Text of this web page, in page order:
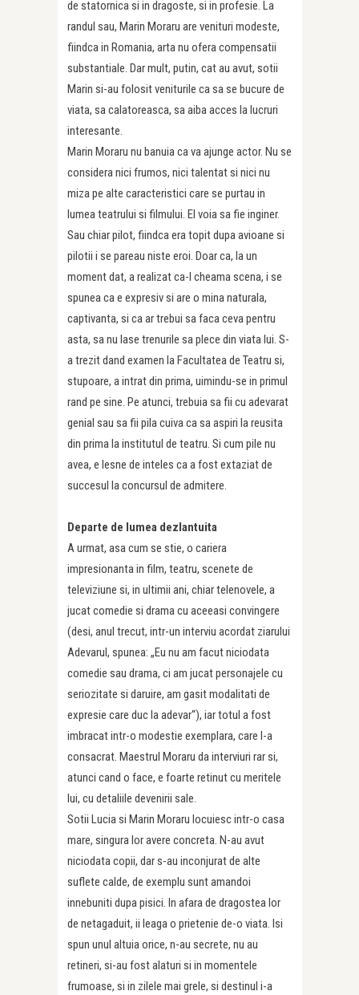
de statornica si in dragoste, si in profesie. La
randul sau, Marin Moraru are venituri modeste,
fiindca in Romania, arta nu ofera compensatii
substantiale. Dar mult, putin, cat au avut, sotii
Marin si-au folosit veniturile ca sa se bucure de
viata, sa calatoreasca, sa aiba acces la lucruri
interesante.
Marin Moraru nu banuia ca va ajunge actor. Nu se
considera nici frumos, nici talentat si nici nu
miza pe alte caracteristici care se purtau in
lumea teatrului si filmului. El voia sa fie inginer.
Sau chiar pilot, fiindca era topit dupa avioane si
pilotii i se pareau niste eroi. Doar ca, la un
moment dat, a realizat ca-l cheama scena, i se
spunea ca e expresiv si are o mina naturala,
captivanta, si ca ar trebui sa faca ceva pentru
asta, sa nu lase trenurile sa plece din viata lui. S-
a trezit dand examen la Facultatea de Teatru si,
stupoare, a intrat din prima, uimindu-se in primul
rand pe sine. Pe atunci, trebuia sa fii cu adevarat
genial sau sa fii pila cuiva ca sa aspiri la reusita
din prima la institutul de teatru. Si cum pile nu
avea, e lesne de inteles ca a fost extaziat de
succesul la concursul de admitere.
Departe de lumea dezlantuita
A urmat, asa cum se stie, o cariera
impresionanta in film, teatru, scenete de
televiziune si, in ultimii ani, chiar telenovele, a
jucat comedie si drama cu aceeasi convingere
(desi, anul trecut, intr-un interviu acordat ziarului
Adevarul, spunea: „Eu nu am facut niciodata
comedie sau drama, ci am jucat personajele cu
seriozitate si daruire, am gasit modalitati de
expresie care duc la adevar“), iar totul a fost
imbracat intr-o modestie exemplara, care l-a
consacrat. Maestrul Moraru da interviuri rar si,
atunci cand o face, e foarte retinut cu meritele
lui, cu detaliile devenirii sale.
Sotii Lucia si Marin Moraru locuiesc intr-o casa
mare, singura lor avere concreta. N-au avut
niciodata copii, dar s-au inconjurat de alte
suflete calde, de exemplu sunt amandoi
innebuniti dupa pisici. In afara de dragostea lor
de netagaduit, ii leaga o prietenie de-o viata. Isi
spun unul altuia orice, n-au secrete, nu au
retineri, si-au fost alaturi si in momentele
frumoase, si in zilele mai grele, si destinul i-a